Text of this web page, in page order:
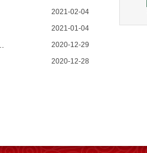
2021-02-04
2021-01-04
2020-12-29
2020-12-28